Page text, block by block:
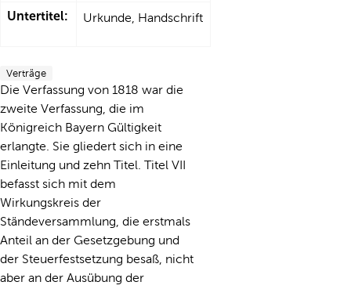
Untertitel: Urkunde, Handschrift
Verträge
Die Verfassung von 1818 war die
zweite Verfassung, die im
Königreich Bayern Gültigkeit
erlangte. Sie gliedert sich in eine
Einleitung und zehn Titel. Titel VII
befasst sich mit dem
Wirkungskreis der
Ständeversammlung, die erstmals
Anteil an der Gesetzgebung und
der Steuerfestsetzung besaß, nicht
aber an der Ausübung der